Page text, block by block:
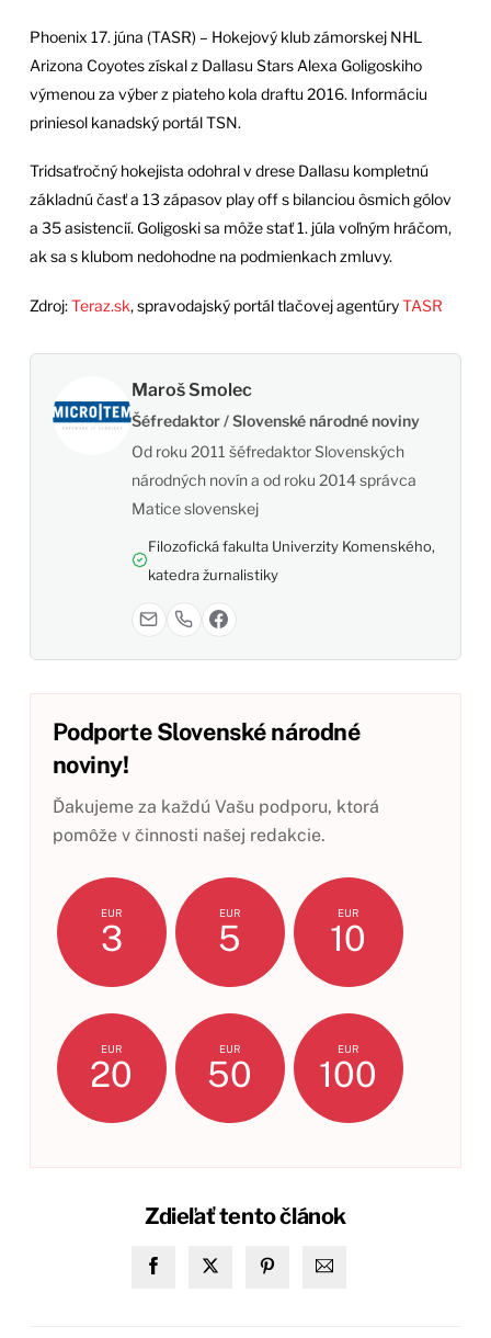
Phoenix 17. júna (TASR) – Hokejový klub zámorskej NHL
Arizona Coyotes získal z Dallasu Stars Alexa Goligoskiho
výmenou za výber z piateho kola draftu 2016. Informáciu
priniesol kanadský portál TSN.
Tridsaťročný hokejista odohral v drese Dallasu kompletnú
základnú časť a 13 zápasov play off s bilanciou ôsmich gólov
a 35 asistencií. Goligoski sa môže stať 1. júla voľným hráčom,
ak sa s klubom nedohodne na podmienkach zmluvy.
Zdroj:Teraz.sk, spravodajský portál tlačovej agentúryTASR
Maroš Smolec
Šéfredaktor / Slovenské národné noviny
Od roku 2011 šéfredaktor Slovenských
národných novín a od roku 2014 správca
Matice slovenskej
Filozofická fakulta Univerzity Komenského,
katedra žurnalistiky
Podporte Slovenské národné
noviny!
Ďakujeme za každú Vašu podporu, ktorá
pomôže v činnosti našej redakcie.
EUR
3
EUR
5
EUR
10
EUR
20
EUR
50
EUR
100
Zdieľať tento článok